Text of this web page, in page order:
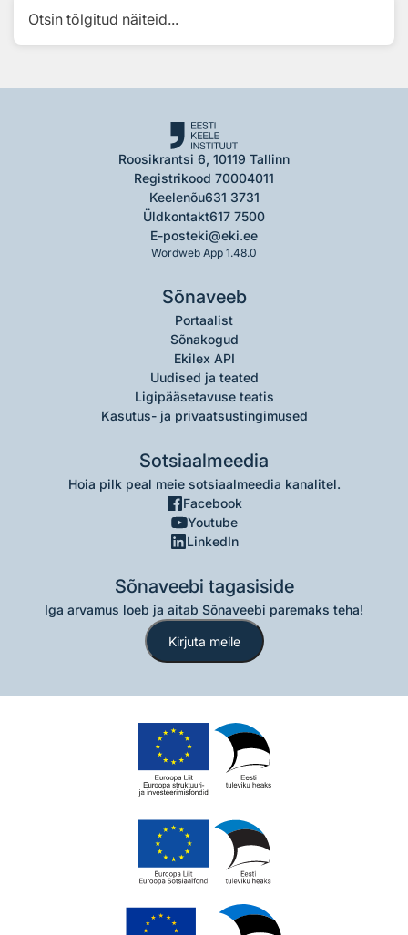
Otsin tõlgitud näiteid...
Roosikrantsi 6, 10119 Tallinn
Registrikood 70004011
Keelenõu631 3731
Üldkontakt617 7500
E-posteki@eki.ee
Wordweb App 1.48.0
Sõnaveeb
Portaalist
Sõnakogud
Ekilex API
Uudised ja teated
Ligipääsetavuse teatis
Kasutus- ja privaatsustingimused
Sotsiaalmeedia
Hoia pilk peal meie sotsiaalmeedia kanalitel.
Facebook
Youtube
LinkedIn
Sõnaveebi tagasiside
Iga arvamus loeb ja aitab Sõnaveebi paremaks teha!
Kirjuta meile